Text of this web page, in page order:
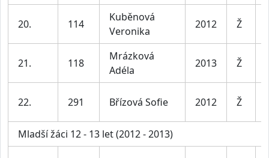
20. 114
Kuběnová
Veronika
2012 Ž
21. 118
Mrázková
Adéla
2013 Ž
22. 291 Břízová Sofie 2012 Ž
Mladší žáci 12 - 13 let (2012 - 2013)